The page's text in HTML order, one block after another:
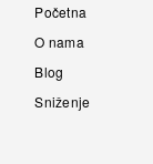
Početna
O nama
Blog
Sniženje